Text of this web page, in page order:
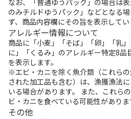
のみチルドゆうパック」などとなる
ず、商品内容欄にその旨を表示してい
アレルギー情報について
商品に「小麦」「そば」「卵」「乳
に」「くるみ」のアレルギー特定8品
を表示します。
※エビ・カニを除く魚介類（これら
された加工品も含む）は、漁獲漁法
いる場合があります。 また、これら
ビ・カニを食べている可能性がありま
その他